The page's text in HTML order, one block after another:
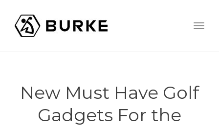
New Must Have Golf
Gadgets For the